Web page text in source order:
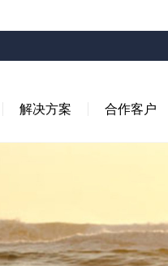
解决方案 合作客户